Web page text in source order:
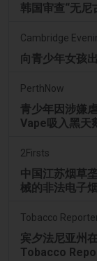
韩国审查“无
Cambridge
向青少年女孩
PerthNow
青少年因涉嫌
Vape吸入黑天
2Firsts
中国江苏烟草
械的非法电子
Tobacco
宾夕法尼亚州
Tobacco